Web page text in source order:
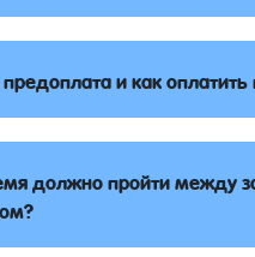
и как
должно пройти между